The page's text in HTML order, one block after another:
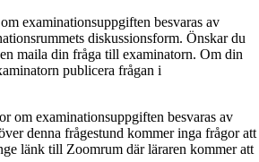
examinationsuppgiften besvaras av
diskussionsform. Önskar du
maila din fråga till examinatorn. Om din
publicera frågan i
om examinationsuppgiften besvaras av
denna frågestund kommer inga frågor att
länk till Zoomrum där läraren kommer att